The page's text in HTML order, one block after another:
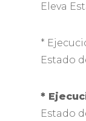
Eleva
*
Estado
*
Estado